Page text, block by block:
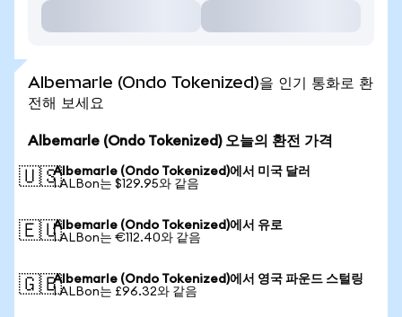
Albemarle (Ondo Tokenized)을 인기 통화로 환
전해 보세요
Albemarle (Ondo Tokenized) 오늘의 환전 가격
🇺🇸Albemarle (Ondo Tokenized)에서 미국 달러
1 ALBon는 $129.95와 같음
🇪🇺Albemarle (Ondo Tokenized)에서 유로
1 ALBon는 €112.40와 같음
🇬🇧Albemarle (Ondo Tokenized)에서 영국 파운드 스털링
1 ALBon는 £96.32와 같음